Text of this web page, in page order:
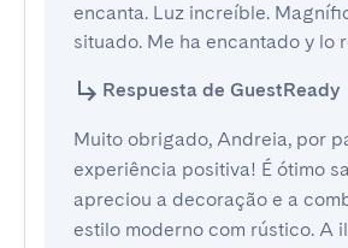
encanta. Luz increíble.
situado. Me ha encantado y lo
Respuesta de GuestReady
Muito obrigado, Andreia, por
experiência positiva! É ótimo
apreciou a decoração e a
estilo moderno com rústico. A